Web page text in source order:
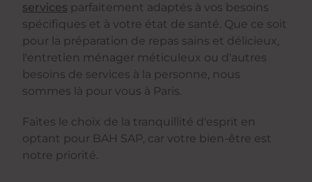
services parfaitement adaptés à vos besoins
spécifiques et à votre état de santé. Que ce soit
pour la préparation de repas sains et délicieux,
l'entretien ménager méticuleux ou d'autres
besoins de services à la personne, nous
sommes là pour vous à Paris.
Faites le choix de la tranquillité d'esprit en
optant pour BAH SAP, car votre bien-être est
notre priorité.